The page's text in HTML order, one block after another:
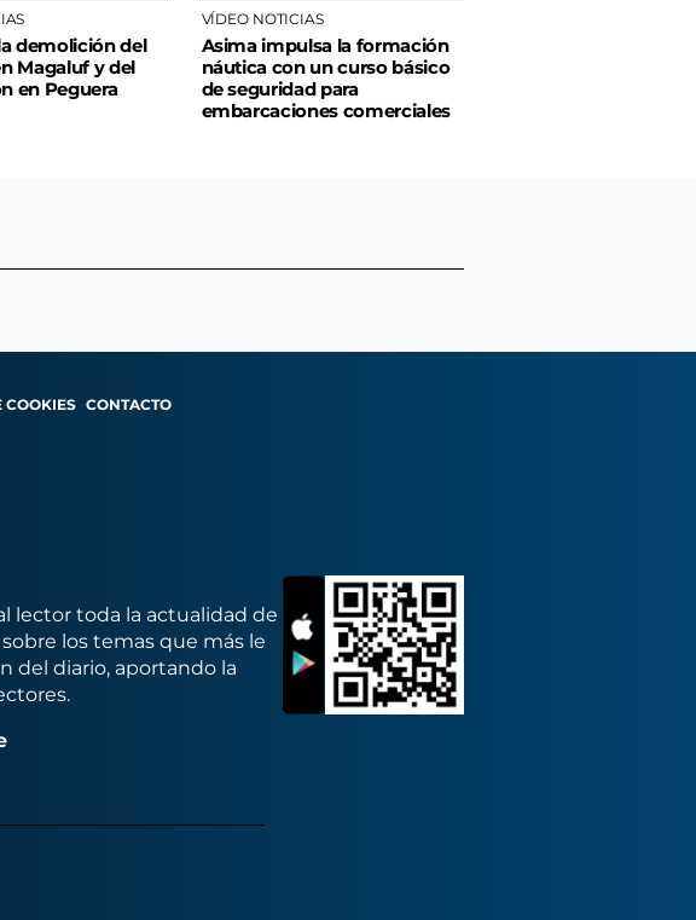
demolición del
Magaluf y del
en Peguera
VÍDEO NOTICIAS
Asima impulsa la formación
náutica con un curso básico
de seguridad para
embarcaciones comerciales
COOKIES CONTACTO
lector toda la actualidad de
los temas que más le
del diario, aportando la